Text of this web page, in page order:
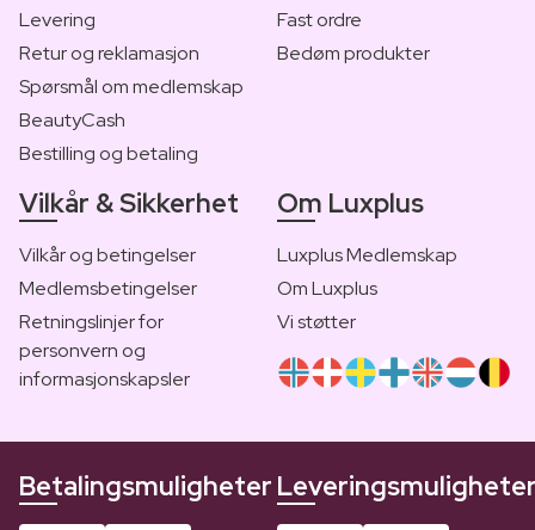
Levering
Retur og reklamasjon
Spørsmål om medlemskap
BeautyCash
Bestilling og betaling
Fast ordre
Bedøm produkter
Vilkår & Sikkerhet
Vilkår og betingelser
Medlemsbetingelser
Retningslinjer for
personvern og
informasjonskapsler
Om Luxplus
Luxplus Medlemskap
Om Luxplus
Vi støtter
Betalingsmuligheter